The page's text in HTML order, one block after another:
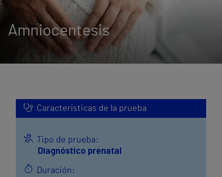
Amniocentesis
Características de la prueba
Tipo de prueba:
Diagnóstico prenatal
Duración: